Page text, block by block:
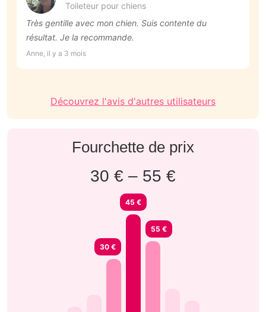
Toileteur pour chiens
Très gentille avec mon chien. Suis contente du
résultat. Je la recommande.
Anne, il y a 3 mois
Découvrez l'avis d'autres utilisateurs
Fourchette de prix
30 € – 55 €
30 €
45 €
55 €